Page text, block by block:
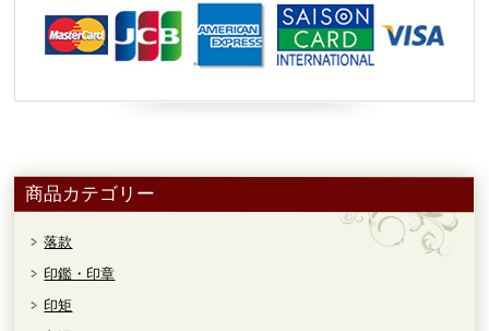
商品カテゴリー
落款
印鑑・印章
印矩